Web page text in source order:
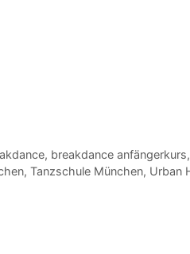
, breakdance anfängerkurs,
, Tanzschule München, Urban